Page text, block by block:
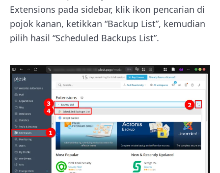
Extensions pada sidebar, klik ikon pencarian di
pojok kanan, ketikkan “Backup List”, kemudian
pilih hasil “Scheduled Backups List”.